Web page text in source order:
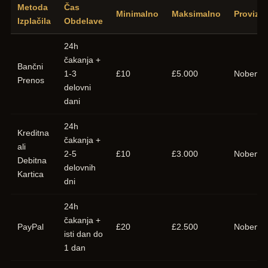
Metoda
Izplačila
Čas
Obdelave
Minimalno Maksimalno Provizija
Bančni
Prenos
24h
čakanja +
1-3
delovni
dani
£10 £5.000 Nobena
Kreditna
ali
Debitna
Kartica
24h
čakanja +
2-5
delovnih
dni
£10 £3.000 Nobena
PayPal
24h
čakanja +
isti dan do
1 dan
£20 £2.500 Nobena